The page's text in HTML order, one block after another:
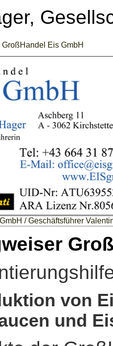
GroßHandel Eis GmbH
/ Geschäftsführer
von
und